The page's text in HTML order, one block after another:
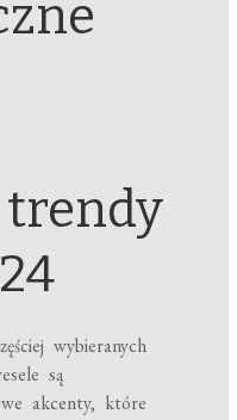
trendy
wybieranych
są
akcenty, które